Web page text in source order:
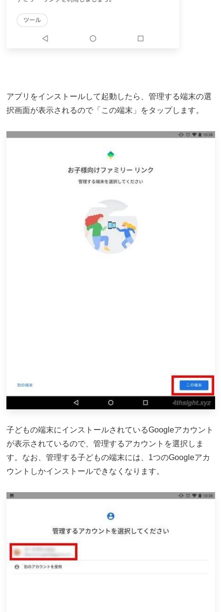
アプリをインストールして起動したら、管理する端末の選
択画面が表示されるので「この端末」をタップします。
子どもの端末にインストールされているGoogleアカウント
が表示されているので、管理するアカウントを選択しま
す。なお、管理する子どもの端末には、1つのGoogleアカ
ウントしかインストールできなくなります。